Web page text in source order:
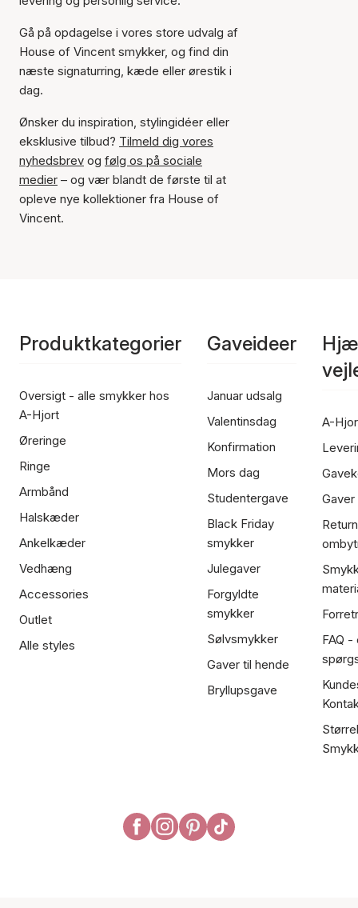
Gå på opdagelse i vores store udvalg af
House of Vincent smykker, og find din
næste signaturring, kæde eller ørestik i
dag.
Ønsker du inspiration, stylingidéer eller
eksklusive tilbud? Tilmeld dig vores
nyhedsbrev og følg os på sociale
medier – og vær blandt de første til at
opleve nye kollektioner fra House of
Vincent.
Produktkategorier
Oversigt - alle smykker hos
A-Hjort
Øreringe
Ringe
Armbånd
Halskæder
Ankelkæder
Vedhæng
Accessories
Outlet
Alle styles
Gaveideer
Januar udsalg
Valentinsdag
Konfirmation
Mors dag
Studentergave
Black Friday
smykker
Julegaver
Forgyldte
smykker
Sølvsmykker
Gaver til hende
Bryllupsgave
A-
FAQ